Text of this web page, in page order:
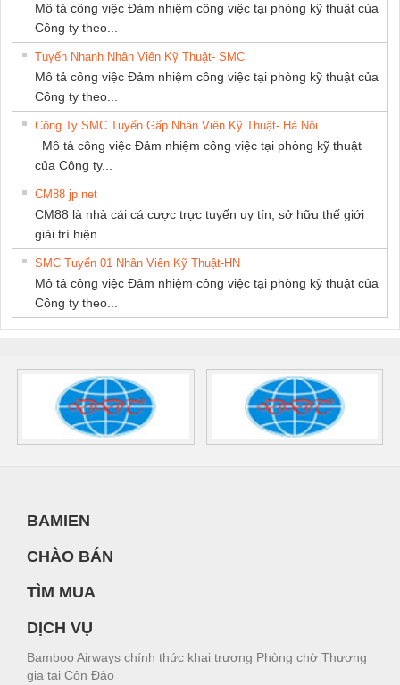
Mô tả công việc Đảm nhiệm công việc tại phòng kỹ thuật của
Công ty theo...
Tuyển Nhanh Nhân Viên Kỹ Thuật- SMC
Mô tả công việc Đảm nhiệm công việc tại phòng kỹ thuật của
Công ty theo...
Công Ty SMC Tuyển Gấp Nhân Viên Kỹ Thuật- Hà Nội
Mô tả công việc Đảm nhiệm công việc tại phòng kỹ thuật
của Công ty...
CM88 jp net
CM88 là nhà cái cá cược trực tuyến uy tín, sở hữu thế giới
giải trí hiện...
SMC Tuyển 01 Nhân Viên Kỹ Thuật-HN
Mô tả công việc Đảm nhiệm công việc tại phòng kỹ thuật của
Công ty theo...
BAMIEN
CHÀO BÁN
TÌM MUA
DỊCH VỤ
Bamboo Airways chính thức khai trương Phòng chờ Thương
gia tại Côn Đảo